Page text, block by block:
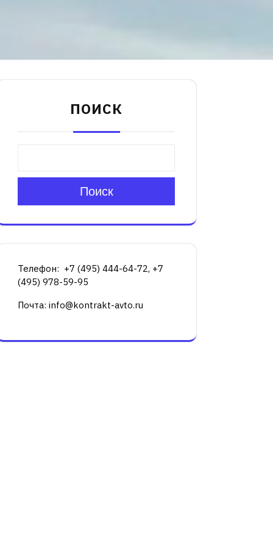
ПОИСК
Поиск
Телефон: +7 (495) 444-64-72, +7
(495) 978-59-95
Почта: info@kontrakt-avto.ru